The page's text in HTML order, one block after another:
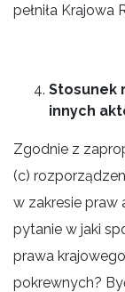
pełniła Krajowa
Stosunek
innych
Zgodnie z
(c)
w zakresie praw
pytanie w jaki
prawa
pokrewnych?